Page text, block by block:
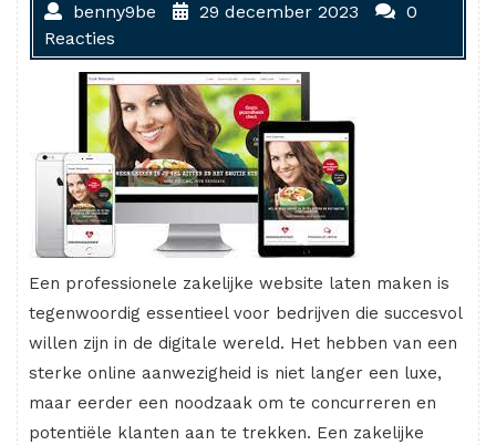
benny9be 29 december 2023
0
Reacties
Een professionele zakelijke website laten maken is
tegenwoordig essentieel voor bedrijven die succesvol
willen zijn in de digitale wereld. Het hebben van een
sterke online aanwezigheid is niet langer een luxe,
maar eerder een noodzaak om te concurreren en
potentiële klanten aan te trekken. Een zakelijke